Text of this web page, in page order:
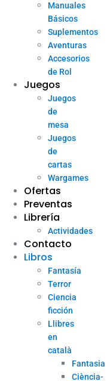
Manuales
Básicos
Suplementos
Aventuras
Accesorios
de Rol
Juegos
Juegos
de
mesa
Juegos
de
cartas
Wargames
Ofertas
Preventas
Librería
Actividades
Contacto
Libros
Fantasía
Terror
Ciencia
ficción
Llibres
en
català
Fantasia
Ciència-